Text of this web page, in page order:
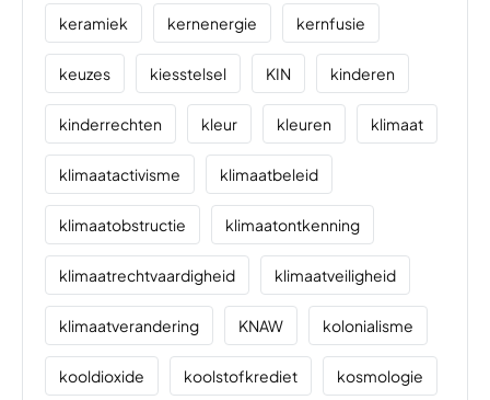
keramiek kernenergie kernfusie
keuzes kiesstelsel KIN kinderen
kinderrechten kleur kleuren klimaat
klimaatactivisme klimaatbeleid
klimaatobstructie klimaatontkenning
klimaatrechtvaardigheid klimaatveiligheid
klimaatverandering KNAW kolonialisme
kooldioxide koolstofkrediet kosmologie